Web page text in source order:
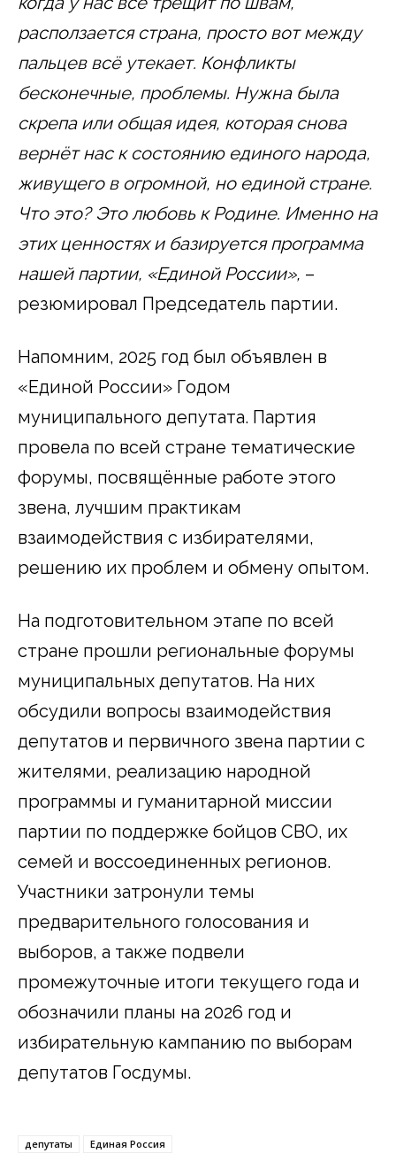
расползается страна, просто вот между
пальцев всё утекает. Конфликты
бесконечные, проблемы. Нужна была
скрепа или общая идея, которая снова
вернёт нас к состоянию единого народа,
живущего в огромной, но единой стране.
Что это? Это любовь к Родине. Именно на
этих ценностях и базируется программа
нашей партии, «Единой России», –
резюмировал Председатель партии.
Напомним, 2025 год был объявлен в
«Единой России» Годом
муниципального депутата. Партия
провела по всей стране тематические
форумы, посвящённые работе этого
звена, лучшим практикам
взаимодействия с избирателями,
решению их проблем и обмену опытом.
На подготовительном этапе по всей
стране прошли региональные форумы
муниципальных депутатов. На них
обсудили вопросы взаимодействия
депутатов и первичного звена партии с
жителями, реализацию народной
программы и гуманитарной миссии
партии по поддержке бойцов СВО, их
семей и воссоединенных регионов.
Участники затронули темы
предварительного голосования и
выборов, а также подвели
промежуточные итоги текущего года и
обозначили планы на 2026 год и
избирательную кампанию по выборам
депутатов Госдумы.
депутаты Единая Россия